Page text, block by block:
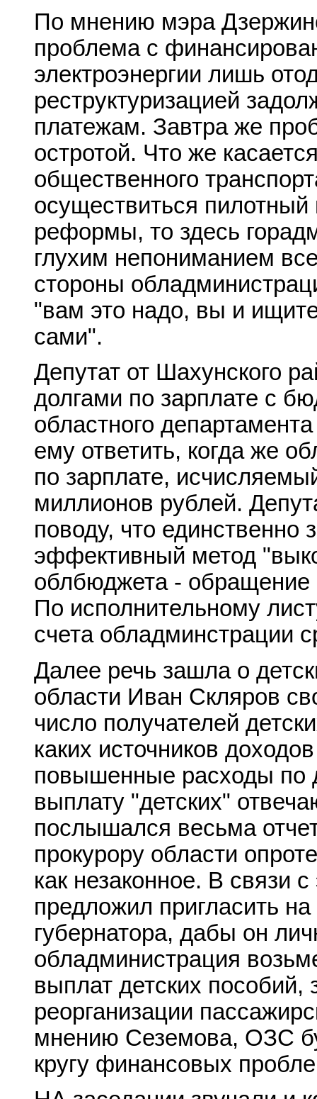
По мнению мэра
проблема с
электроэнергии лишь
реструктуризацией
платежам. Завтра же
остротой. Что же
общественного
осуществиться
реформы, то здесь
глухим непониманием
стороны
"вам это надо, вы и
сами".
Депутат от Шахунского
долгами по зарплате с
областного
ему ответить, когда же
по зарплате,
миллионов рублей.
поводу, что единственно
эффективный метод
облбюджета - обращение
По исполнительному
счета обладминстрации
Далее речь зашла о
области Иван Скляров
число получателей
каких источников
повышенные расходы по
выплату "детских"
послышался весьма
прокурору области
как незаконное. В связи
предложил пригласить
губернатора, дабы он
обладминистрация
выплат детских пособий,
реорганизации
мнению Сеземова, ОЗС
кругу финансовых